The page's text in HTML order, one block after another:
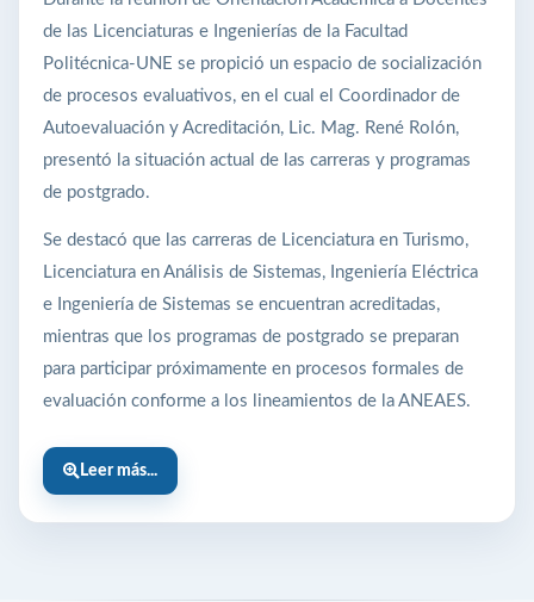
de las Licenciaturas e Ingenierías de la Facultad
Politécnica-UNE se propició un espacio de socialización
de procesos evaluativos, en el cual el Coordinador de
Autoevaluación y Acreditación, Lic. Mag. René Rolón,
presentó la situación actual de las carreras y programas
de postgrado.
Se destacó que las carreras de Licenciatura en Turismo,
Licenciatura en Análisis de Sistemas, Ingeniería Eléctrica
e Ingeniería de Sistemas se encuentran acreditadas,
mientras que los programas de postgrado se preparan
para participar próximamente en procesos formales de
evaluación conforme a los lineamientos de la ANEAES.
Leer más...